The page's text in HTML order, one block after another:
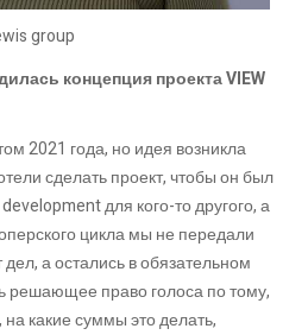
group
концепция проекта VIEW
2021 года, но идея возникла
сделать проект, чтобы он был
для кого-то другого, а
цикла мы не передали
а остались в обязательном
право голоса по тому,
какие суммы это делать,